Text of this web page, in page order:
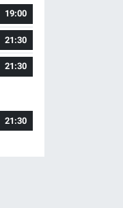
19:00
21:30
21:30
21:30